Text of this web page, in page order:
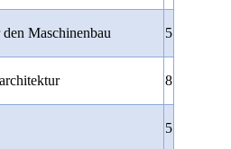
Maschinenbau 5
8
5